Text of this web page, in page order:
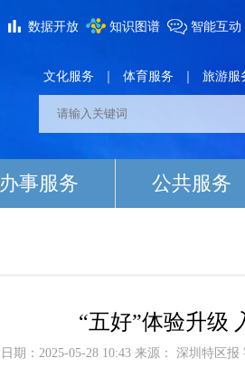
数据开放 知识图谱 智能互动
文化服务 体育服务 旅游服
办事服务 公共服务
“五好”体验升级
日期：2025-05-28 10:43 来源： 深圳特区报